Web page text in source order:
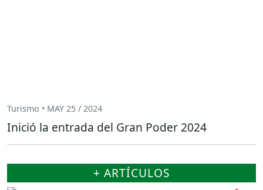
Turismo • MAY 25 / 2024
Inició la entrada del Gran Poder 2024
+ ARTÍCULOS